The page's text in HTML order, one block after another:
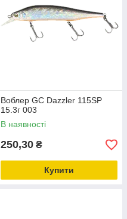
Воблер GC Dazzler 115SP
15.3г 003
В наявності
250,30 ₴
Купити